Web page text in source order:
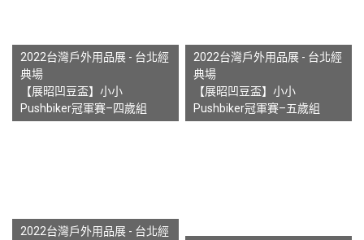
2022台灣戶外用品展 - 台北經
典場
【展昭凹豆盃】小小
Pushbiker冠軍賽–四歲組
2022台灣戶外用品展 - 台北經
典場
【展昭凹豆盃】小小
Pushbiker冠軍賽–五歲組
2022台灣戶外用品展 - 台北經